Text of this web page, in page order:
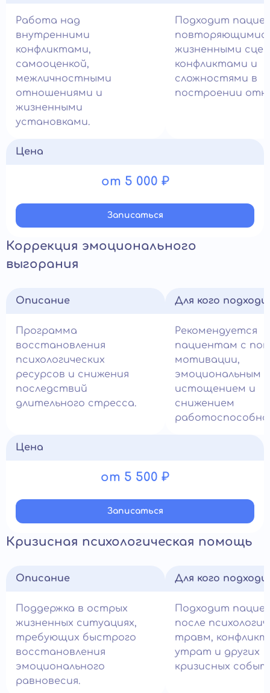
Работа над
внутренними
конфликтами,
самооценкой,
межличностными
отношениями и
жизненными
установками.
Подходит
жизненными
конфликтами и
сложностями в
построении
Цена
от 5 000 ₽
Записатьcя
Коррекция эмоционального
выгорания
Описание
Программа
восстановления
психологических
ресурсов и снижения
последствий
длительного стресса.
Для кого
Рекомендуется
пациентам с
мотивации,
эмоциональным
истощением и
снижением
Цена
от 5 500 ₽
Записатьcя
Кризисная психологическая помощь
Описание
Поддержка в острых
жизненных ситуациях,
требующих быстрого
восстановления
эмоционального
равновесия.
Для кого
Подходит
после
травм,
утрат и других
кризисных